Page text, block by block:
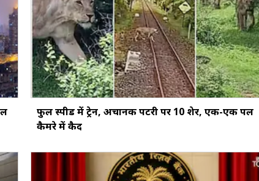
फुल स्पीड में ट्रेन, अचानक पटरी पर 10 शेर, एक-एक पल
कैमरे में कैद